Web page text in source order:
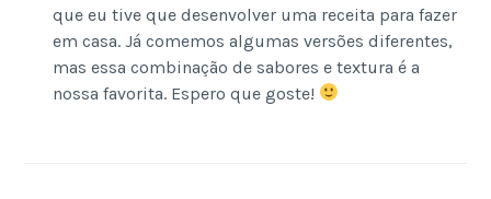
que eu tive que desenvolver uma receita para fazer
em casa. Já comemos algumas versões diferentes,
mas essa combinação de sabores e textura é a
nossa favorita. Espero que goste!